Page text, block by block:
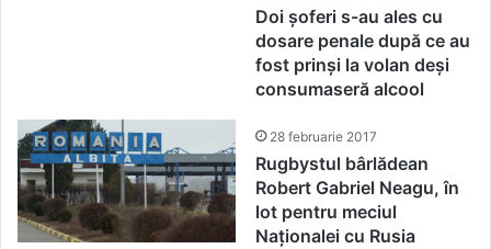
Doi șoferi s-au ales cu
dosare penale după ce au
fost prinși la volan deși
consumaseră alcool
28 februarie 2017
Rugbystul bârlădean
Robert Gabriel Neagu, în
lot pentru meciul
Naționalei cu Rusia